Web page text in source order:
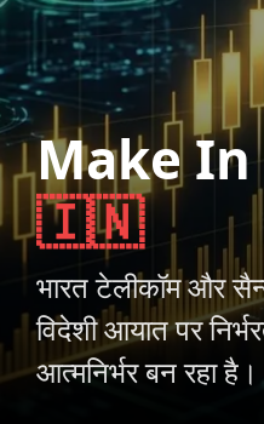
Make
🇮🇳
भारत टेलीकॉम और
विदेशी आयात पर
आत्मनिर्भर बन रहा है।